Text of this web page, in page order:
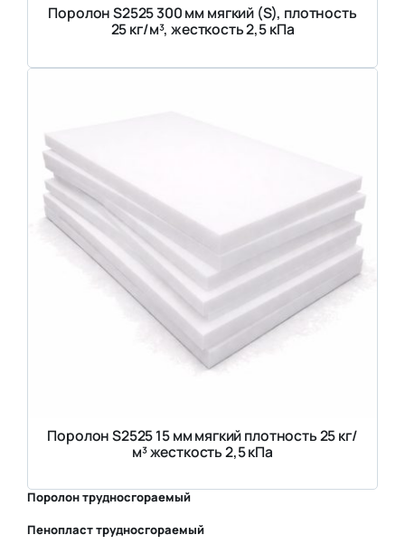
Поролон S2525 300 мм мягкий (S), плотность
25 кг/м³, жесткость 2,5 кПа
Поролон S2525 15 мм мягкий плотность 25 кг/
м³ жесткость 2,5 кПа
Поролон трудносгораемый
Пенопласт трудносгораемый